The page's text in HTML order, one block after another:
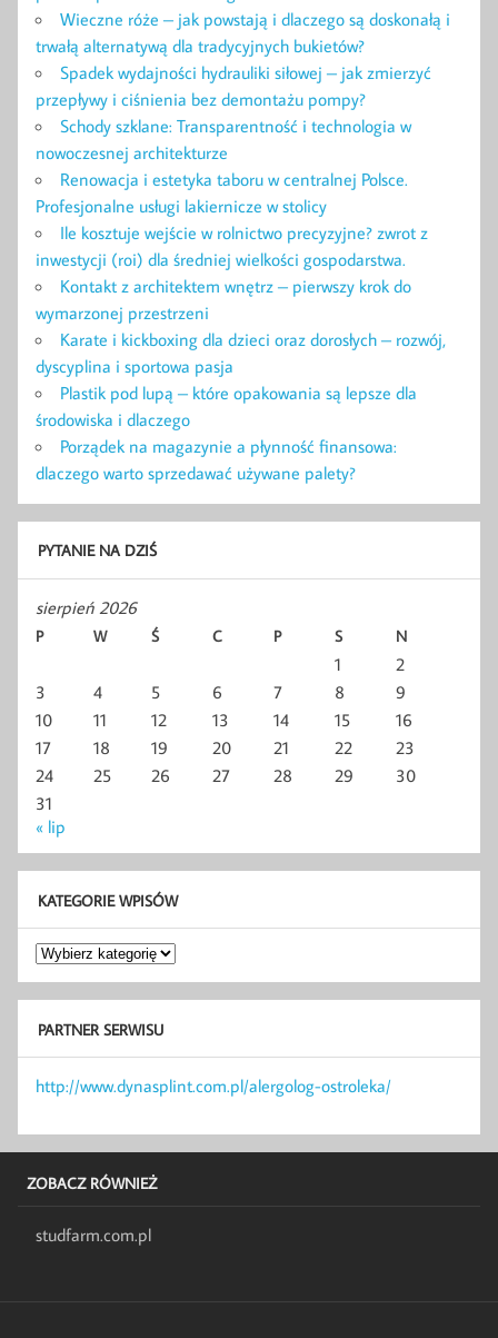
Wieczne róże – jak powstają i dlaczego są doskonałą i
trwałą alternatywą dla tradycyjnych bukietów?
Spadek wydajności hydrauliki siłowej – jak zmierzyć
przepływy i ciśnienia bez demontażu pompy?
Schody szklane: Transparentność i technologia w
nowoczesnej architekturze
Renowacja i estetyka taboru w centralnej Polsce.
Profesjonalne usługi lakiernicze w stolicy
Ile kosztuje wejście w rolnictwo precyzyjne? zwrot z
inwestycji (roi) dla średniej wielkości gospodarstwa.
Kontakt z architektem wnętrz – pierwszy krok do
wymarzonej przestrzeni
Karate i kickboxing dla dzieci oraz dorosłych – rozwój,
dyscyplina i sportowa pasja
Plastik pod lupą – które opakowania są lepsze dla
środowiska i dlaczego
Porządek na magazynie a płynność finansowa:
dlaczego warto sprzedawać używane palety?
PYTANIE NA DZIŚ
sierpień 2026
P W Ś C P S N
1
2
3
4 5 6 7 8
9
10
11 12 13 14 15
16
17
18 19 20 21 22
23
24
25 26 27 28 29
30
31
« lip
KATEGORIE WPISÓW
Kategorie
wpisów
PARTNER SERWISU
http://www.dynasplint.com.pl/alergolog-ostroleka/
ZOBACZ RÓWNIEŻ
studfarm.com.pl